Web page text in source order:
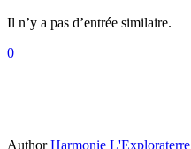
Il n’y a pas d’entrée similaire.
0
Author Harmonie L'Exploraterre